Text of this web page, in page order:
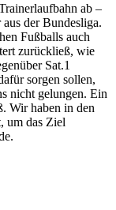
ab –
der Bundesliga.
Fußballs auch
zurückließ, wie
Sat.1
sorgen sollen,
nicht gelungen. Ein
Wir haben in den
um das Ziel